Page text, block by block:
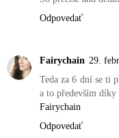
Odpovedať
Fairychain 29.
Teda za 6 dní se ti
a to především
Fairychain
Odpovedať